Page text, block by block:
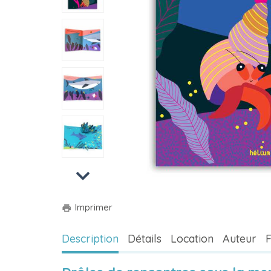
Next
print Imprimer
Description Détails Location Auteur